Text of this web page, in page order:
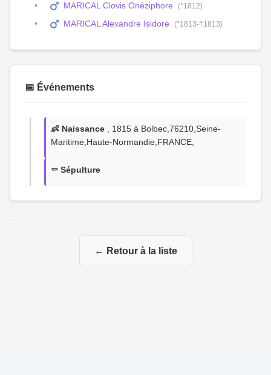
MARICAL Clovis Onéziphore (°1812)
MARICAL Alexandre Isidore (°1813-†1813)
📅 Événements
👶 Naissance , 1815 à Bolbec,76210,Seine-
Maritime,Haute-Normandie,FRANCE,
⚰️ Sépulture
← Retour à la liste